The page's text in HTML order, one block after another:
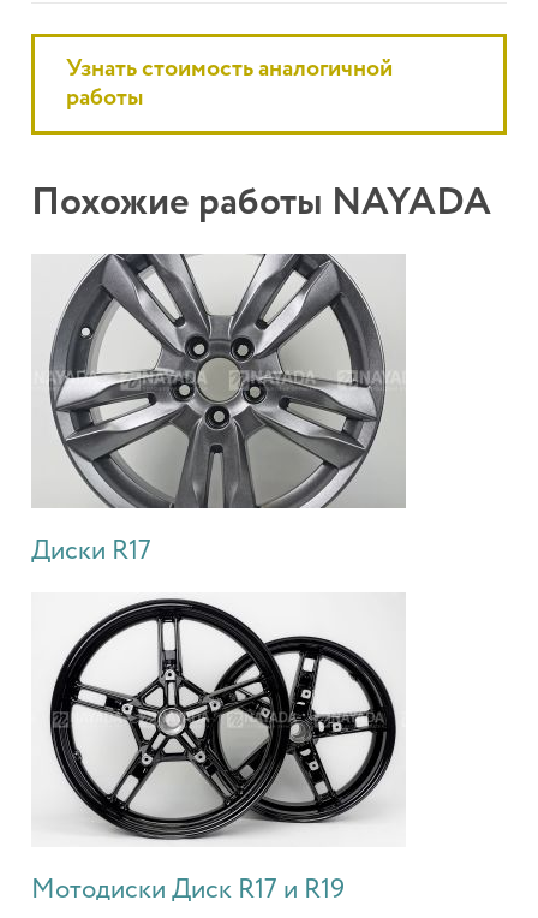
Узнать стоимость аналогичной
работы
Похожие работы NAYADA
Диски R17
Мотодиски Диск R17 и R19